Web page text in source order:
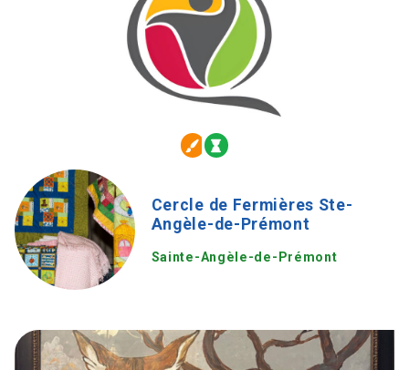
Cercle de Fermières Ste-
Angèle-de-Prémont
Sainte-Angèle-de-Prémont